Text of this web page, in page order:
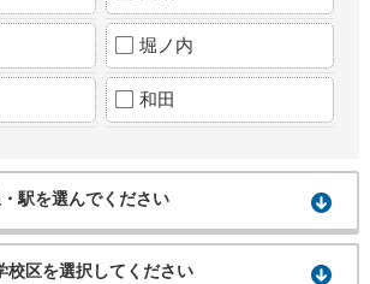
堀ノ内
和田
駅を選んでください
校区を選択してください